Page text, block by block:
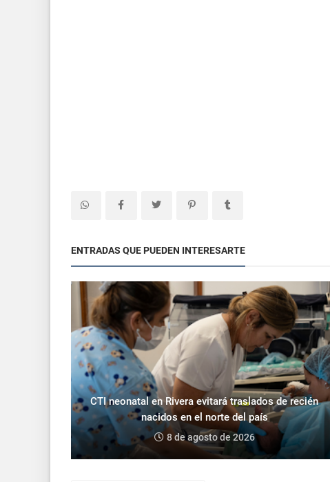
ENTRADAS QUE PUEDEN INTERESARTE
CTI neonatal en Rivera evitará traslados de recién
nacidos en el norte del país
8 de agosto de 2026